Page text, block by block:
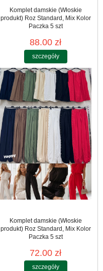
Komplet damskie (Włoskie
produkt) Roz Standard, Mix Kolor
Paczka 5 szt
88.00 zł
szczegóły
Komplet damskie (Włoskie
produkt) Roz Standard, Mix Kolor
Paczka 5 szt
72.00 zł
szczegóły